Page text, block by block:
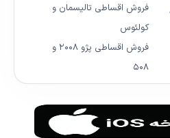
فروش اقساطی تالیسمان و
کولئوس
فروش اقساطی پژو ۲۰۰۸ و
۵۰۸